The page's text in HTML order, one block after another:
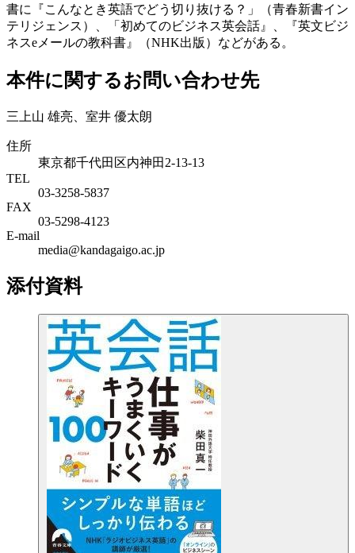
書に『こんなとき英語でどう切り抜ける？」（青春新書イン
テリジェンス）、「初めてのビジネス英会話』、『英文ビジ
ネスeメールの教科書』（NHK出版）などがある。
本件に関するお問い合わせ先
三上山 雄亮、室井 優太朗
住所
東京都千代田区内神田2-13-13
TEL
03-3258-5837
FAX
03-5298-4123
E-mail
media@kandagaigo.ac.jp
添付資料